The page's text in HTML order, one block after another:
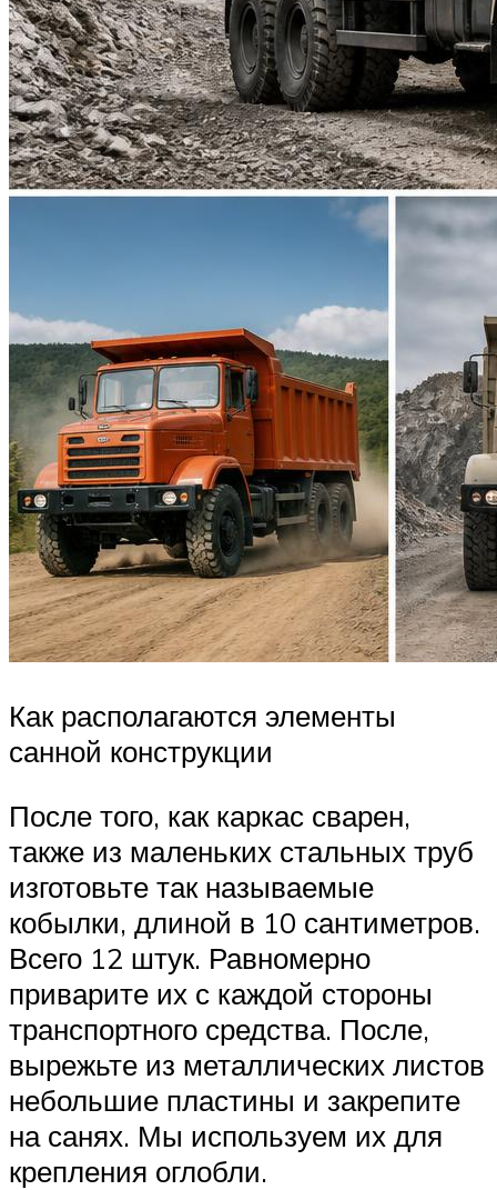
Как располагаются элементы
санной конструкции
После того, как каркас сварен,
также из маленьких стальных труб
изготовьте так называемые
кобылки, длиной в 10 сантиметров.
Всего 12 штук. Равномерно
приварите их с каждой стороны
транспортного средства. После,
вырежьте из металлических листов
небольшие пластины и закрепите
на санях. Мы используем их для
крепления оглобли.